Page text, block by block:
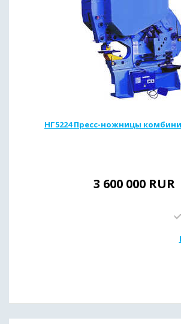
НГ5224 Пресс-ножницы
3 600 000 RUR